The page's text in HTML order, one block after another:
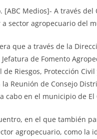
[ABC Medios]- A través
a sector agropecuario del
que a través de la
de Fomento
de Riesgos, Protección
Reunión de Consejo
cabo en el municipio de El
en el que también
agropecuario, como la